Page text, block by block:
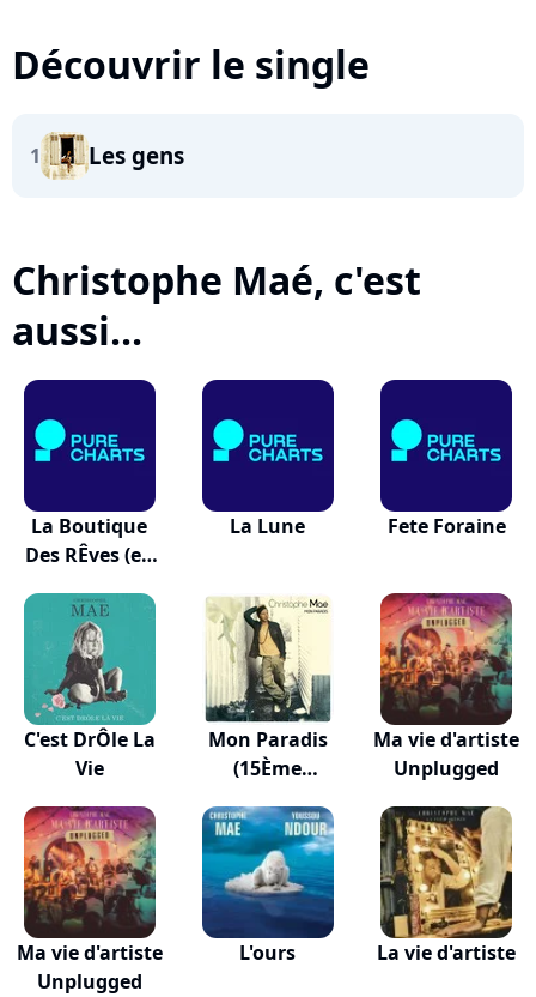
Découvrir le single
1 Les gens
Christophe Maé, c'est
aussi...
La Boutique
Des RÊves (en
La Lune Fete Foraine
C'est DrÔle La
Vie
Mon Paradis
(15Ème
Ma vie d'artiste
Unplugged
Ma vie d'artiste
Unplugged
L'ours La vie d'artiste